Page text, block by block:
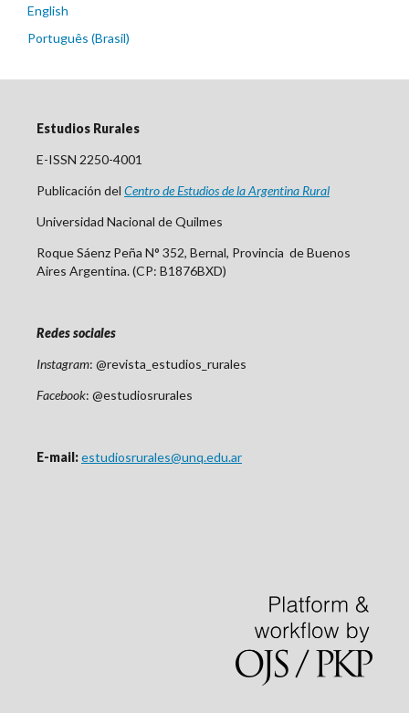
English
Português (Brasil)
Estudios Rurales
E-ISSN 2250-4001
Publicación del Centrode Estudios de la Argentina Rural
Universidad Nacional de Quilmes
Roque Sáenz Peña N° 352, Bernal, Provincia de Buenos
Aires Argentina. (CP: B1876BXD)
Redes sociales
Instagram: @revista_estudios_rurales
Facebook: @estudiosrurales
E-mail:estudiosrurales@unq.edu.ar